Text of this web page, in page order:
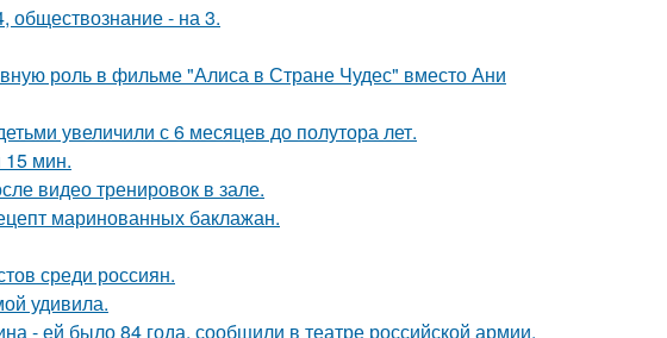
обществознание - на 3.
роль в фильме "Алиса в Стране Чудес" вместо Ани
увеличили с 6 месяцев до полутора лет.
15 мин.
видео тренировок в зале.
маринованных баклажан.
среди россиян.
удивила.
- ей было 84 года, сообщили в театре российской армии.